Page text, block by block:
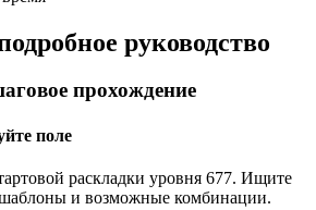
руководство
прохождение
поле
раскладки уровня 677. Ищите
и возможные комбинации.